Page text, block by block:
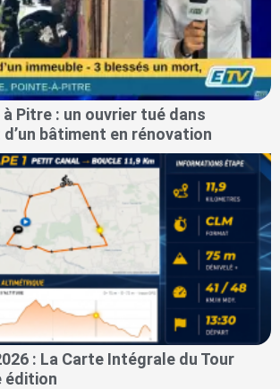
à Pitre : un ouvrier tué dans
bâtiment en rénovation
: La Carte Intégrale du Tour
édition